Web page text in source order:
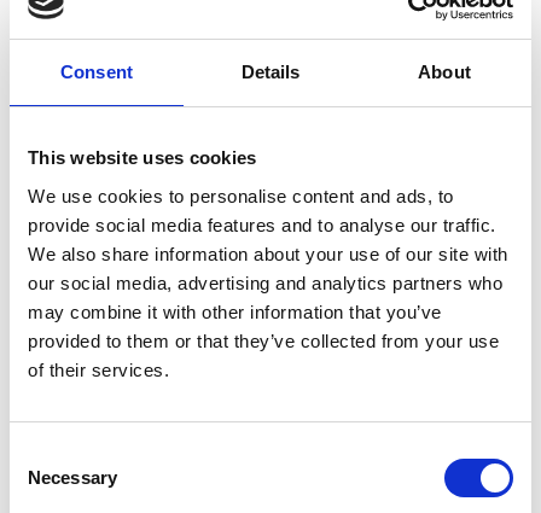
Consent Details About
This website uses cookies
We use cookies to personalise content and ads, to
provide social media features and to analyse our traffic.
We also share information about your use of our site with
our social media, advertising and analytics partners who
may combine it with other information that you’ve
provided to them or that they’ve collected from your use
of their services.
Selection
Necessary
Analyst Recognition
Esker named in
Supplier Value
Management
En savoir plus